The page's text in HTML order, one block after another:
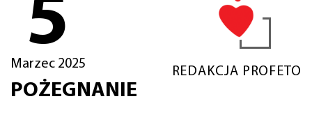
5
Marzec 2025
REDAKCJA PROFETO
POŻEGNANIE